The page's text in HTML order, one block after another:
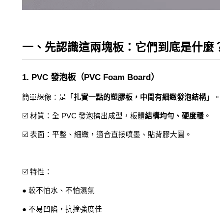
一、先認識這兩塊板：它們到底是什麼
1. PVC 發泡板（PVC Foam Board）
簡單想像：是「 扎實一點的塑膠板，中間有細緻發泡結構 」
☑️ 材質：全 PVC 發泡擠出成型，板體結構均勻、硬度穩 。
☑️ 表面：平整、細緻，適合直接噴墨、貼背膠大圖。
☑️ 特性：
● 較不怕水、不怕濕氣
● 不易凹陷，抗撞強度佳